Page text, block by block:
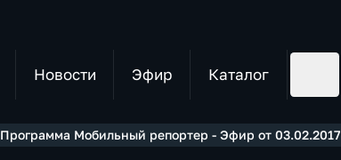
Новости Эфир Каталог
Программа Мобильный репортер - Эфир от 03.02.2017